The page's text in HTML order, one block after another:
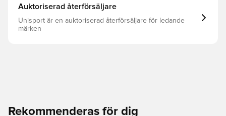
Auktoriserad återförsäljare
Unisport är en auktoriserad återförsäljare för ledande
märken
Rekommenderas för dig